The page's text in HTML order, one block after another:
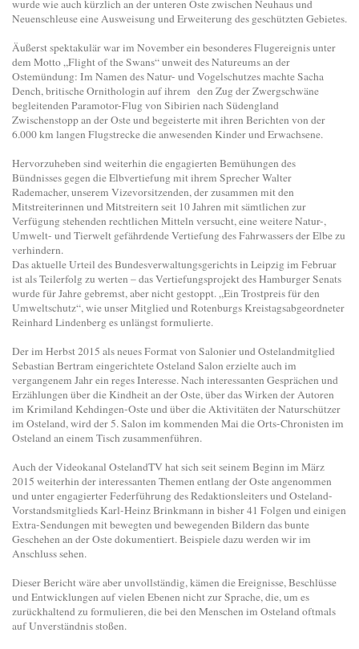
wurde wie auch kürzlich an der unteren Oste zwischen Neuhaus und
Neuenschleuse eine Ausweisung und Erweiterung des geschützten Gebietes.
Äußerst spektakulär war im November ein besonderes Flugereignis unter
dem Motto „Flight of the Swans“ unweit des Natureums an der
Ostemündung: Im Namen des Natur- und Vogelschutzes machte Sacha
Dench, britische Ornithologin auf ihrem den Zug der Zwergschwäne
begleitenden Paramotor-Flug von Sibirien nach Südengland
Zwischenstopp an der Oste und begeisterte mit ihren Berichten von der
6.000 km langen Flugstrecke die anwesenden Kinder und Erwachsene.
Hervorzuheben sind weiterhin die engagierten Bemühungen des
Bündnisses gegen die Elbvertiefung mit ihrem Sprecher Walter
Rademacher, unserem Vizevorsitzenden, der zusammen mit den
Mitstreiterinnen und Mitstreitern seit 10 Jahren mit sämtlichen zur
Verfügung stehenden rechtlichen Mitteln versucht, eine weitere Natur-,
Umwelt- und Tierwelt gefährdende Vertiefung des Fahrwassers der Elbe zu
verhindern.
Das aktuelle Urteil des Bundesverwaltungsgerichts in Leipzig im Februar
ist als Teilerfolg zu werten – das Vertiefungsprojekt des Hamburger Senats
wurde für Jahre gebremst, aber nicht gestoppt. „Ein Trostpreis für den
Umweltschutz“, wie unser Mitglied und Rotenburgs Kreistagsabgeordneter
Reinhard Lindenberg es unlängst formulierte.
Der im Herbst 2015 als neues Format von Salonier und Ostelandmitglied
Sebastian Bertram eingerichtete Osteland Salon erzielte auch im
vergangenem Jahr ein reges Interesse. Nach interessanten Gesprächen und
Erzählungen über die Kindheit an der Oste, über das Wirken der Autoren
im Krimiland Kehdingen-Oste und über die Aktivitäten der Naturschützer
im Osteland, wird der 5. Salon im kommenden Mai die Orts-Chronisten im
Osteland an einem Tisch zusammenführen.
Auch der Videokanal OstelandTV hat sich seit seinem Beginn im März
2015 weiterhin der interessanten Themen entlang der Oste angenommen
und unter engagierter Federführung des Redaktionsleiters und Osteland-
Vorstandsmitglieds Karl-Heinz Brinkmann in bisher 41 Folgen und einigen
Extra-Sendungen mit bewegten und bewegenden Bildern das bunte
Geschehen an der Oste dokumentiert. Beispiele dazu werden wir im
Anschluss sehen.
Dieser Bericht wäre aber unvollständig, kämen die Ereignisse, Beschlüsse
und Entwicklungen auf vielen Ebenen nicht zur Sprache, die, um es
zurückhaltend zu formulieren, die bei den Menschen im Osteland oftmals
auf Unverständnis stoßen.